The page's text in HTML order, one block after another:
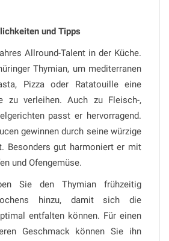
und Tipps
Allround-Talent in der Küche.
Thymian, um mediterranen
Pizza oder Ratatouille eine
zu verleihen. Auch zu Fleisch-,
passt er hervorragend.
gewinnen durch seine würzige
Besonders gut harmoniert er mit
und Ofengemüse.
Sie den Thymian frühzeitig
hinzu, damit sich die
entfalten können. Für einen
Geschmack können Sie ihn